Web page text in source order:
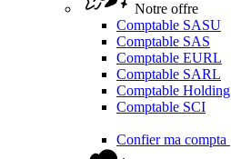
Notre offre
Comptable SASU
Comptable SAS
Comptable EURL
Comptable SARL
Comptable Holding
Comptable SCI
Confier ma compta